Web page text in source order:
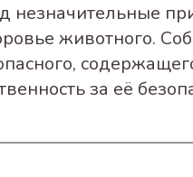
животного.
за её